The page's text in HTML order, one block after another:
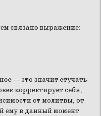
связано выражение:
— это значит стучать
корректирует себя,
от молитвы, от
ему в данный момент